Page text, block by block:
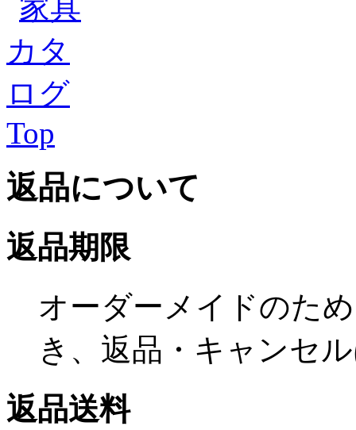
Top
返品について
返品期限
オーダーメイドのた
き、返品・キャンセ
返品送料